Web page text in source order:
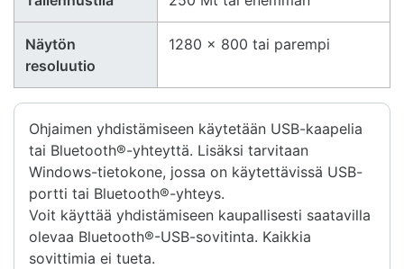
Näytön
resoluutio
1280 × 800 tai parempi
Ohjaimen yhdistämiseen käytetään USB-kaapelia
tai Bluetooth®-yhteyttä. Lisäksi tarvitaan
Windows-tietokone, jossa on käytettävissä USB-
portti tai Bluetooth®-yhteys.
Voit käyttää yhdistämiseen kaupallisesti saatavilla
olevaa Bluetooth®-USB-sovitinta. Kaikkia
sovittimia ei tueta.